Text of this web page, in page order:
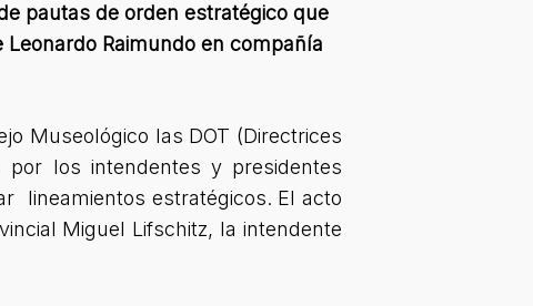
pautas de orden estratégico que
Raimundo en compañía
Museológico las DOT (Directrices
los intendentes y presidentes
lineamientos estratégicos. El acto
Miguel Lifschitz, la intendente